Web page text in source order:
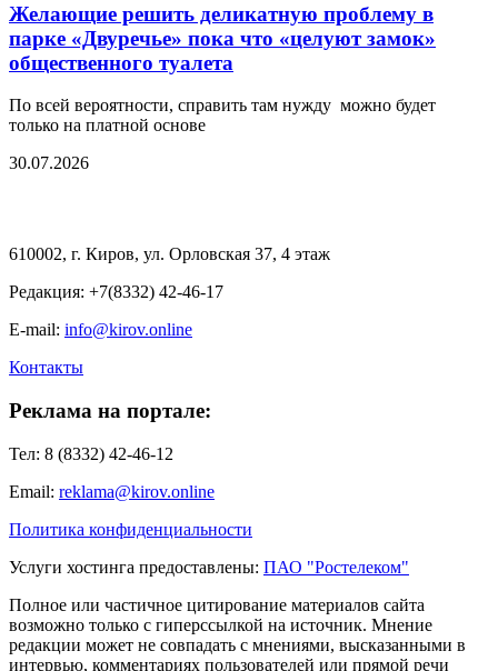
Желающие решить деликатную проблему в
парке «Двуречье» пока что «целуют замок»
общественного туалета
По всей вероятности, справить там нужду можно будет
только на платной основе
30.07.2026
610002, г. Киров, ул. Орловская 37, 4 этаж
Редакция: +7(8332) 42-46-17
E-mail: info@kirov.online
Контакты
Реклама на портале:
Тел: 8 (8332) 42-46-12
Email: reklama@kirov.online
Политика конфиденциальности
Услуги хостинга предоставлены: ПАО "Ростелеком"
Полное или частичное цитирование материалов сайта
возможно только с гиперссылкой на источник. Мнение
редакции может не совпадать с мнениями, высказанными в
интервью, комментариях пользователей или прямой речи